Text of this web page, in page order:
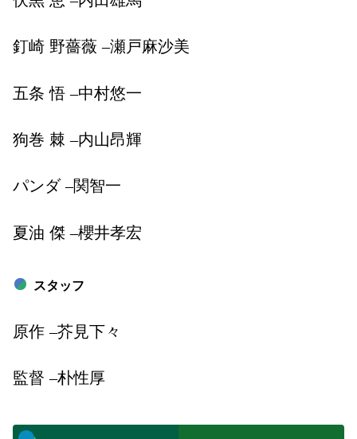
釘崎 野薔薇–瀬戸麻沙美
五条 悟–中村悠一
狗巻 棘–内山昂輝
パンダ–関智一
夏油 傑–櫻井孝宏
スタッフ
原作–芥見下々
監督–朴性厚